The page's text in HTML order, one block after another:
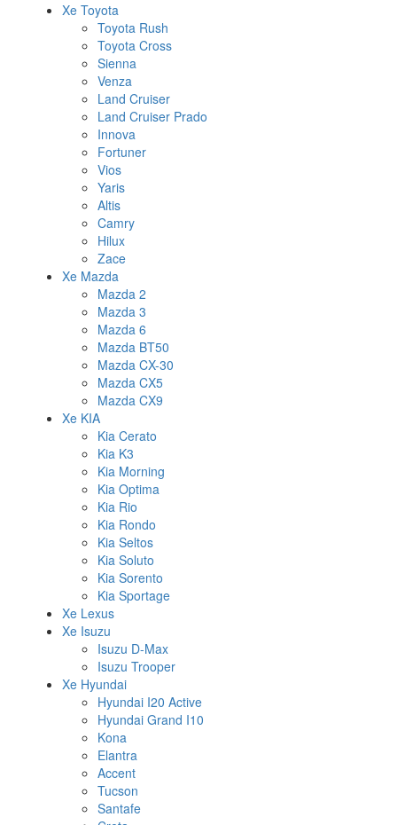
Xe Toyota
Toyota Rush
Toyota Cross
Sienna
Venza
Land Cruiser
Land Cruiser Prado
Innova
Fortuner
Vios
Yaris
Altis
Camry
Hilux
Zace
Xe Mazda
Mazda 2
Mazda 3
Mazda 6
Mazda BT50
Mazda CX-30
Mazda CX5
Mazda CX9
Xe KIA
Kia Cerato
Kia K3
Kia Morning
Kia Optima
Kia Rio
Kia Rondo
Kia Seltos
Kia Soluto
Kia Sorento
Kia Sportage
Xe Lexus
Xe Isuzu
Isuzu D-Max
Isuzu Trooper
Xe Hyundai
Hyundai I20 Active
Hyundai Grand I10
Kona
Elantra
Accent
Tucson
Santafe